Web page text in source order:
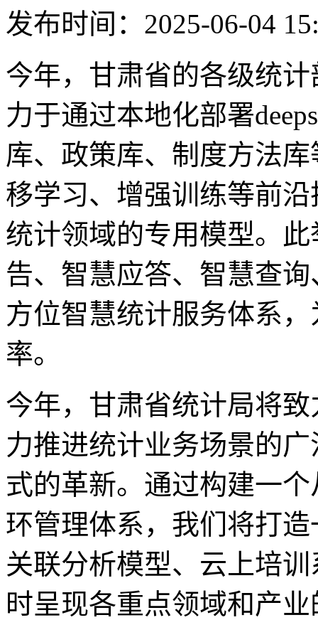
发布时间：2025-06-04
今年，甘肃省的各级统
力于通过本地化部署
库、政策库、制度方法
移学习、增强训练等前
统计领域的专用模型。
告、智慧应答、智慧查
方位智慧统计服务体系
率。
今年，甘肃省统计局将
力推进统计业务场景的
式的革新。通过构建一
环管理体系，我们将打
关联分析模型、云上培
时呈现各重点领域和产